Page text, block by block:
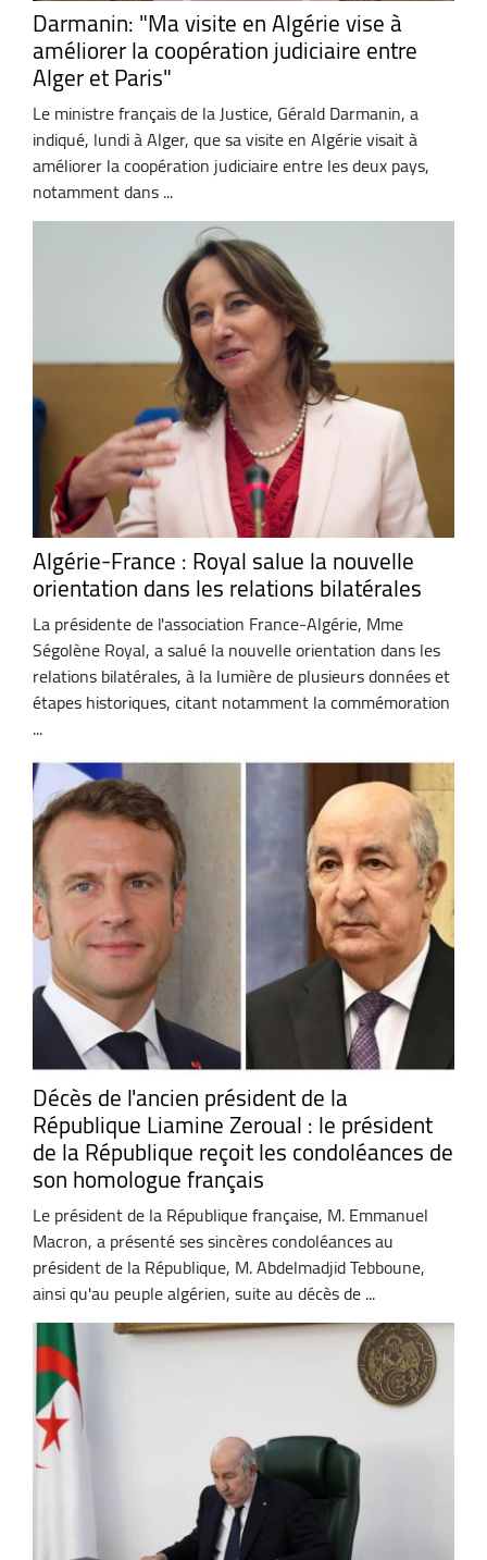
Darmanin: "Ma visite en Algérie vise à
améliorer la coopération judiciaire entre
Alger et Paris"
Le ministre français de la Justice, Gérald Darmanin, a
indiqué, lundi à Alger, que sa visite en Algérie visait à
améliorer la coopération judiciaire entre les deux pays,
notamment dans ...
Algérie-France : Royal salue la nouvelle
orientation dans les relations bilatérales
La présidente de l'association France-Algérie, Mme
Ségolène Royal, a salué la nouvelle orientation dans les
relations bilatérales, à la lumière de plusieurs données et
étapes historiques, citant notamment la commémoration
...
Décès de l'ancien président de la
République Liamine Zeroual : le président
de la République reçoit les condoléances de
son homologue français
Le président de la République française, M. Emmanuel
Macron, a présenté ses sincères condoléances au
président de la République, M. Abdelmadjid Tebboune,
ainsi qu'au peuple algérien, suite au décès de ...